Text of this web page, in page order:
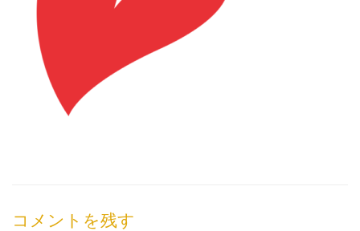
コメントを残す